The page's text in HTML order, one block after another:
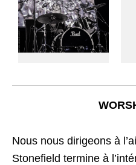
Nous nous dirigeons à
Stonefield termine à